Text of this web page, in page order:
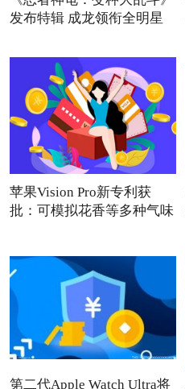
发布特辑 成龙领衔全明星
苹果Vision Pro新专利获
批：可模拟花香等多种气味
第二代Apple Watch Ultra将